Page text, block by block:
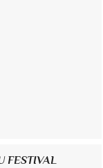
FESTIVAL